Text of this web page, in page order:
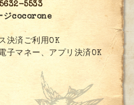
5533
ジcocorone
決済ご利用OK
子マネー、アプリ決済OK